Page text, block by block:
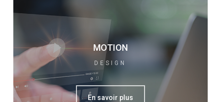
MOTION
DESIGN
En savoir plus